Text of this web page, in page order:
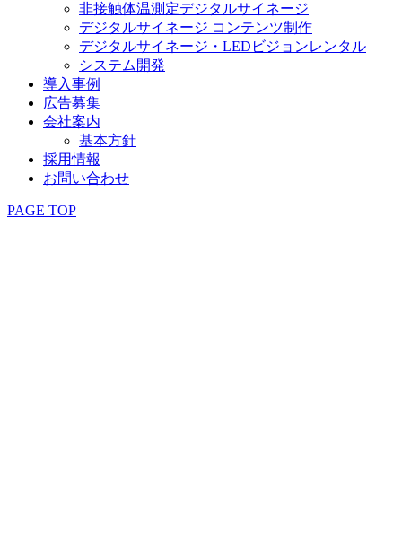
非接触体温測定デジタルサイネージ
デジタルサイネージ コンテンツ制作
デジタルサイネージ・LEDビジョンレンタル
システム開発
導入事例
広告募集
会社案内
基本方針
採用情報
お問い合わせ
PAGE TOP